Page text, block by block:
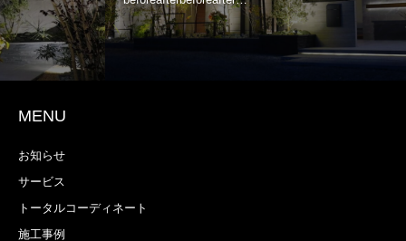
MENU
お知らせ
サービス
トータルコーディネート
施工事例